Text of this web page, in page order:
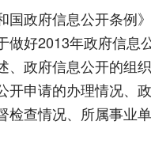
政府信息公开条例》
做好2013年政府信
、政府信息公开的组
开申请的办理情况、
检查情况、所属事业